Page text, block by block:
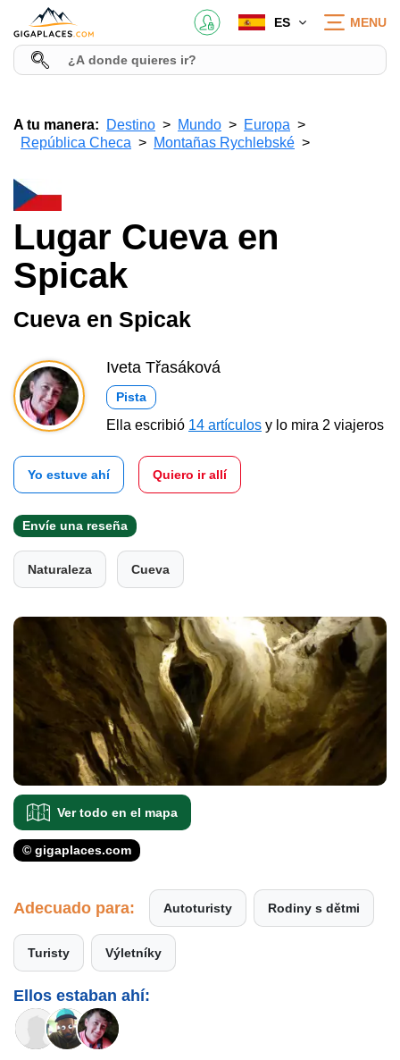
ES MENU
A tu manera: Destino Mundo
Europa
República Checa
Montañas Rychlebské
Lugar Cueva en
Spicak
Cueva en Spicak
Iveta Třasáková
Pista
Ella escribió 14 artículos y lo mira 2 viajeros
Yo estuve ahí Quiero ir allí
Envíe una reseña
Naturaleza Cueva
Ver todo en el mapa
© gigaplaces.com
Adecuado para: Autoturisty Rodiny s dětmi
Turisty Výletníky
Ellos estaban ahí: